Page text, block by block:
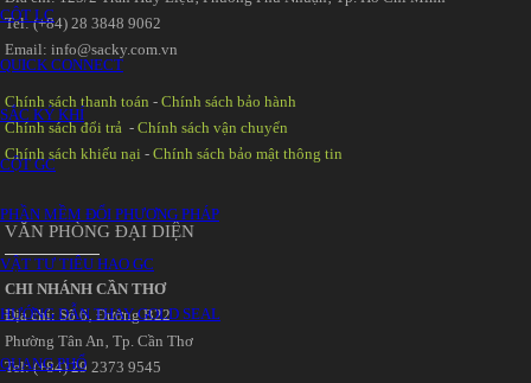
CỘT LC
QUICK CONNECT
SẮC KÝ KHÍ
CỘT GC
PHẦN MỀM ĐỔI PHƯƠNG PHÁP
VẬT TƯ TIÊU HAO GC
HƯỚNG DẪN THAY GOLD SEAL
QUANG PHỔ
Tel: (+84) 28 3848 9062
Email: info@sacky.com.vn
Chính sách thanh toán -Chính sách bảo hành
Chính sách đổi trả -Chính sách vận chuyển
Chính sách khiếu nại -Chính sách bảo mật thông tin
VĂN PHÒNG ĐẠI DIỆN
CHI NHÁNH CẦN THƠ
Địa chỉ: Số 6‚ Đường B22
Phường Tân An‚ Tp. Cần Thơ
Tel: (+84) 29 2373 9545